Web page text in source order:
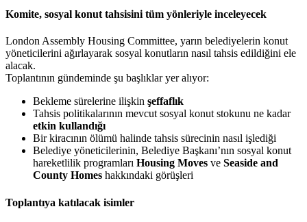
Komite, sosyal konut tahsisini tüm yönleriyle inceleyecek
London Assembly Housing Committee, yarın belediyelerin konut
yöneticilerini ağırlayarak sosyal konutların nasıl tahsis edildiğini ele
alacak.
Toplantının gündeminde şu başlıklar yer alıyor:
Bekleme sürelerine ilişkin şeffaflık
Tahsis politikalarının mevcut sosyal konut stokunu ne kadar
etkin kullandığı
Bir kiracının ölümü halinde tahsis sürecinin nasıl işlediği
Belediye yöneticilerinin, Belediye Başkanı’nın sosyal konut
hareketlilik programları Housing Moves ve Seaside and
County Homes hakkındaki görüşleri
Toplantıya katılacak isimler